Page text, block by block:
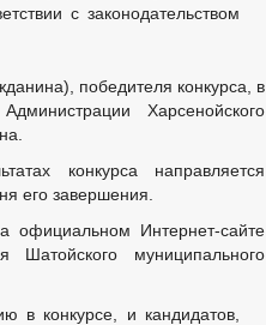
с законодательством
победителя конкурса, в
Харсенойского
конкурса направляется
его завершения.
официальном Интернет-сайте
Шатойского муниципального
в конкурсе, и кандидатов,